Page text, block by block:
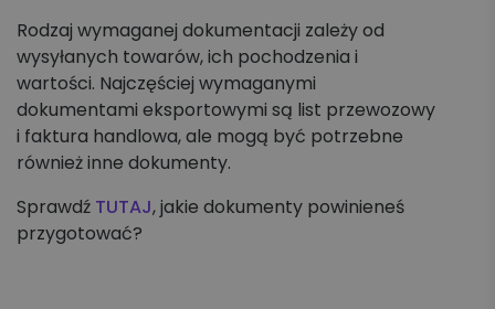
Rodzaj wymaganej dokumentacji zależy od
wysyłanych towarów, ich pochodzenia i
wartości. Najczęściej wymaganymi
dokumentami eksportowymi są list przewozowy
i faktura handlowa, ale mogą być potrzebne
również inne dokumenty.
Sprawdź TUTAJ, jakie dokumenty powinieneś
przygotować?